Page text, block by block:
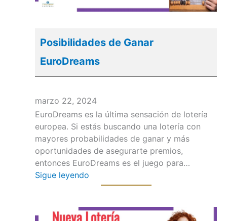
Posibilidades de Ganar
EuroDreams
marzo 22, 2024
EuroDreams es la última sensación de lotería
europea. Si estás buscando una lotería con
mayores probabilidades de ganar y más
oportunidades de asegurarte premios,
entonces EuroDreams es el juego para…
Sigue leyendo